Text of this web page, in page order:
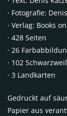
· Fotografie:
· Verlag: Books
· 428 Seiten
· 26
· 102
· 3 Landkarten
Gedruckt auf
Papier aus